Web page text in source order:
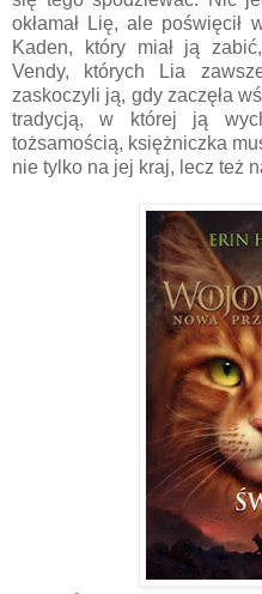
okłamał Lię, ale poświęcił
Kaden, który miał ją
Vendy, których Lia
zaskoczyli ją, gdy zaczęła
tradycją, w której ją
tożsamością, księżniczka
nie tylko na jej kraj, lecz też